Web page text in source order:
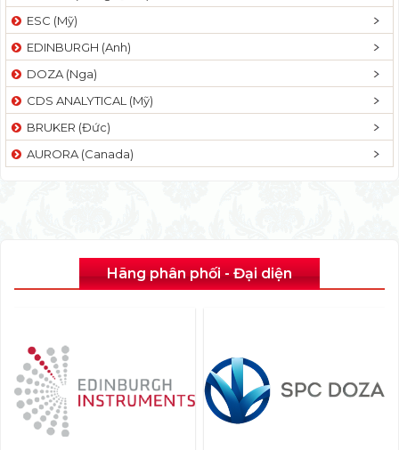
ESC (Mỹ)
EDINBURGH (Anh)
DOZA (Nga)
CDS ANALYTICAL (Mỹ)
BRUKER (Đức)
AURORA (Canada)
Hãng phân phối - Đại diện